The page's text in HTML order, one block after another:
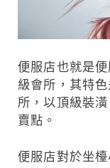
便服店也就是
級會所，其特
所，以頂級裝
賣點。
便服店對於坐